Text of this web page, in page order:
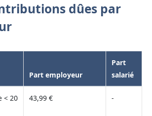
dûes par
Part employeur
Part
salarié
< 20
43,99 € -